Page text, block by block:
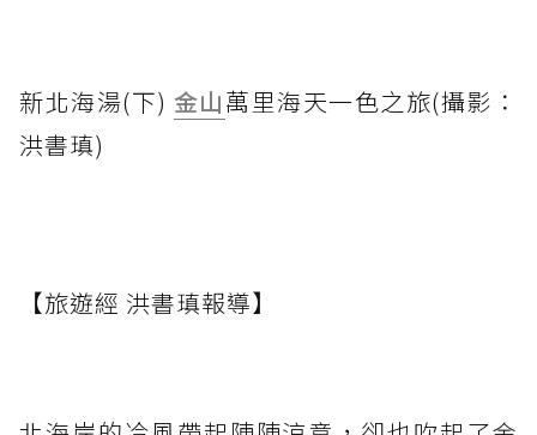
新北海湯(下) 金山萬里海天一色之旅(攝影：
洪書瑱)
【旅遊經 洪書瑱報導】